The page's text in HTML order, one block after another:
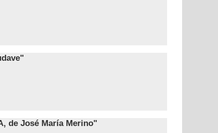
de José María Merino"